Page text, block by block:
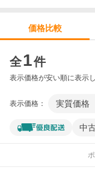
価格比較
全1件
表示価格が安い順に表示
表示価格： 実質価格
中